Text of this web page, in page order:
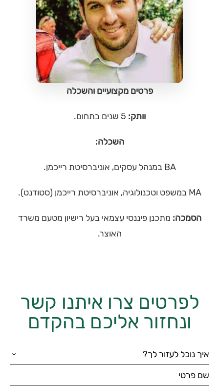
פרטים מקצועיים והשכלה
וותק:
השכלה:
BA במנהל עסקים, אוניברסיטת רייכמן.
MA במשפט וטכנולוגיה, אוניברסיטת רייכמן (סטודנט).
הסמכה: מתכנן פיננסי עצמאי בעל רישיון מטעם משרד
האוצר.
לפרטים צרו איתנו קשר
ונחזור אליכם בהקדם